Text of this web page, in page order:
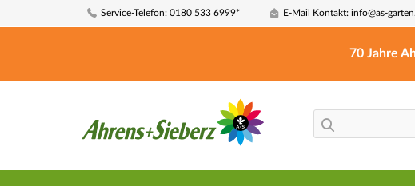
Service-Telefon: 0180 533 6999* E-Mail Kontakt: info@as-
70 Jahre